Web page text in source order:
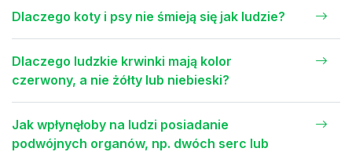
Dlaczego koty i psy nie śmieją się jak ludzie?
Dlaczego ludzkie krwinki mają kolor
czerwony, a nie żółty lub niebieski?
Jak wpłynęłoby na ludzi posiadanie
podwójnych organów, np. dwóch serc lub